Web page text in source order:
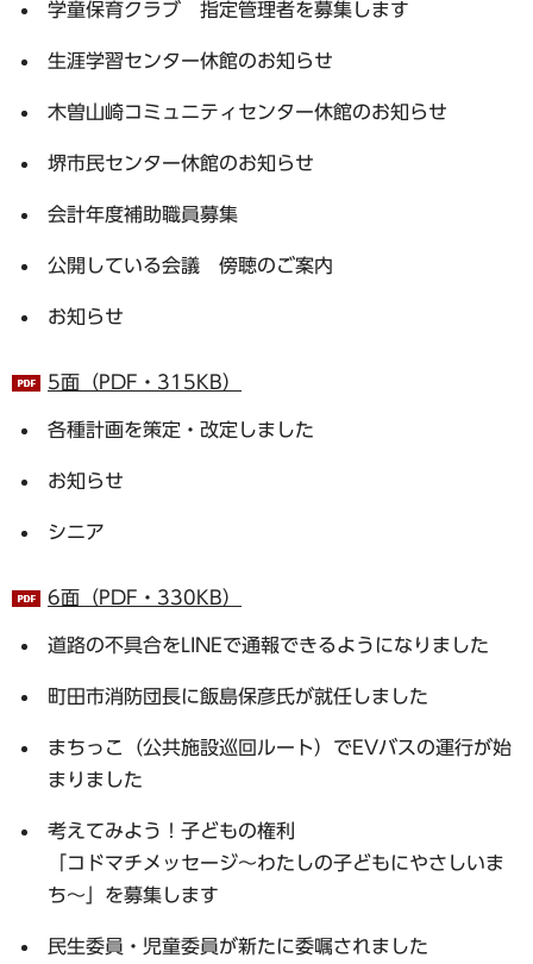
学童保育クラブ 指定管理者を募集します
生涯学習センター休館のお知らせ
木曽山崎コミュニティセンター休館のお知らせ
堺市民センター休館のお知らせ
会計年度補助職員募集
公開している会議 傍聴のご案内
お知らせ
5面（PDF・315KB）
各種計画を策定・改定しました
お知らせ
シニア
6面（PDF・330KB）
道路の不具合をLINEで通報できるようになりました
町田市消防団長に飯島保彦氏が就任しました
まちっこ（公共施設巡回ルート）でEVバスの運行が始
まりました
考えてみよう！子どもの権利
「コドマチメッセージ～わたしの子どもにやさしいま
ち～」を募集します
民生委員・児童委員が新たに委嘱されました